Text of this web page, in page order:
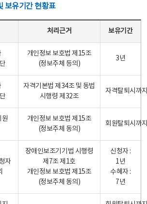
보유기간 현황표
처리근거 보유기간
개인정보 보호법 제15조
(정보주체 등의)
3년
자격기본법 제34조 및 동법
시행령 제32조
자격탈퇴시까
원
개인정보 보호법 제15조
(정보주체 동의)
회원탈퇴시까
자
장애인보조기기법 시행령
제7조 제1호
개인정보 보호법 제15조
(정보주체 동의)
신청자 :
1년
수혜자 :
7년